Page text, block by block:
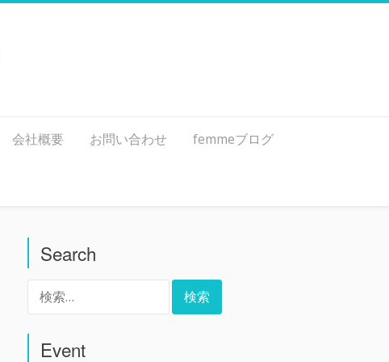
会社概要 お問い合わせ femmeブログ
Search
Event